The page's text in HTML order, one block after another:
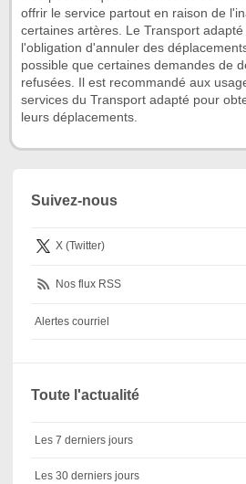
offrir le service partout en raison de
certaines artères. Le Transport
l'obligation d'annuler des
possible que certaines demandes de
refusées. Il est recommandé aux
services du Transport adapté pour
leurs déplacements.
Suivez-nous
X (Twitter)
Nos flux RSS
Alertes courriel
Toute l'actualité
Les 7 derniers jours
Les 30 derniers jours